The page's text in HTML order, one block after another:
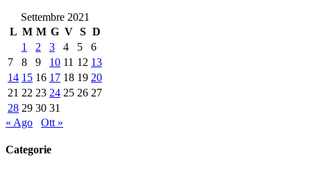
ISTINTO
CONSAPEVOLE
CONSAPEVOLEZZA
ISTINTIVA
Settembre 2021
L M M G V S D
1
2 3 4 5
6
7
8 9 10 11 12 13
14 15 16 17 18 19 20
21 22 23 24 25 26 27
28 29 30 31
« Ago
Ott »
Categorie